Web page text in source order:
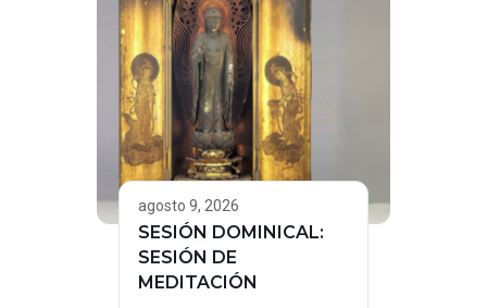
agosto 9, 2026
SESIÓN DOMINICAL:
SESIÓN DE
MEDITACIÓN